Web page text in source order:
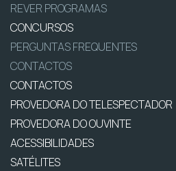
REVER PROGRAMAS
CONCURSOS
PERGUNTAS FREQUENTES
CONTACTOS
CONTACTOS
PROVEDORA DO TELESPECTADOR
PROVEDORA DO OUVINTE
ACESSIBILIDADES
SATÉLITES